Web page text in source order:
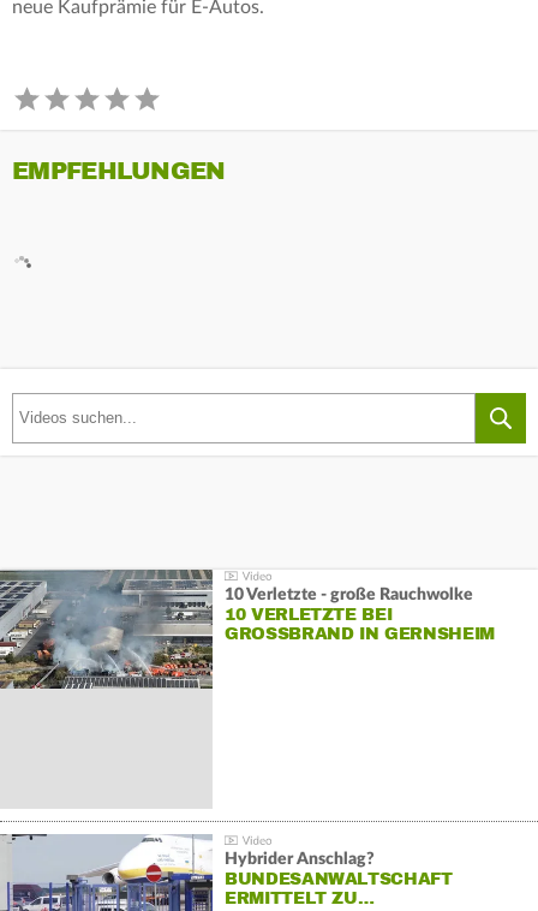
neue Kaufprämie für E-Autos.
EMPFEHLUNGEN
10 Verletzte - große Rauchwolke
10 VERLETZTE BEI
GROSSBRAND IN GERNSHEIM
Hybrider Anschlag?
BUNDESANWALTSCHAFT
ERMITTELT ZU…